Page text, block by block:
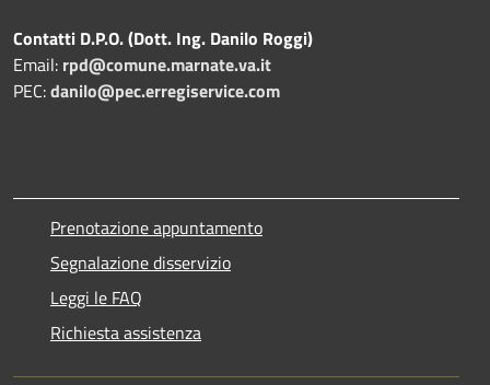
Contatti D.P.O. (Dott. Ing. Danilo Roggi)
Email: rpd@comune.marnate.va.it
PEC:danilo@pec.erregiservice.com
Prenotazione appuntamento
Segnalazione disservizio
Leggi le FAQ
Richiesta assistenza